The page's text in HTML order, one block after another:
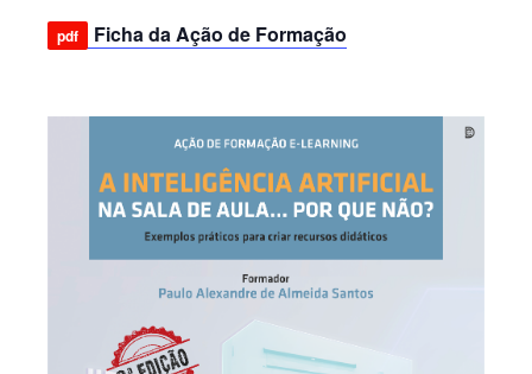
Ficha da Ação de Formação